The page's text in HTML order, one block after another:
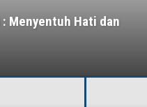
Menyentuh Hati dan